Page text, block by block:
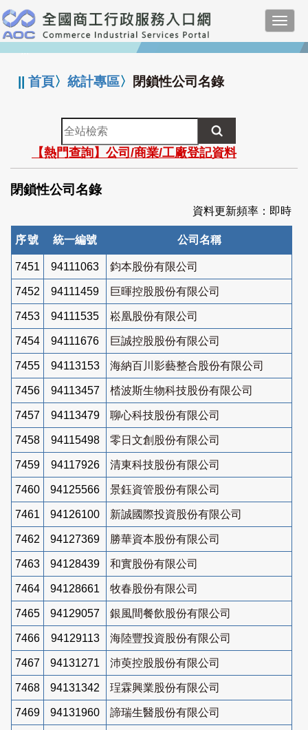
跳
到
主
要
:::
||首頁〉統計專區〉 閉鎖性公司名錄
全
站
檢
索
【熱門查詢】公司/商業/工廠登記資料
閉鎖性公司名錄
資料更新頻率：即時
序號 統一編號 公司名稱
7451 94111063 鈞本股份有限公司
7452 94111459 巨暉控股股份有限公司
7453 94111535 崧凰股份有限公司
7454 94111676 巨誠控股股份有限公司
7455 94113153 海納百川影藝整合股份有限公司
7456 94113457 㭼波斯生物科技股份有限公司
7457 94113479 聊心科技股份有限公司
7458 94115498 零日文創股份有限公司
7459 94117926 清東科技股份有限公司
7460 94125566 景鈺資管股份有限公司
7461 94126100 新誠國際投資股份有限公司
7462 94127369 勝華資本股份有限公司
7463 94128439 和實股份有限公司
7464 94128661 牧春股份有限公司
7465 94129057 銀風間餐飲股份有限公司
7466 94129113 海陸豐投資股份有限公司
7467 94131271 沛萸控股股份有限公司
7468 94131342 珵霖興業股份有限公司
7469 94131960 諦瑞生醫股份有限公司